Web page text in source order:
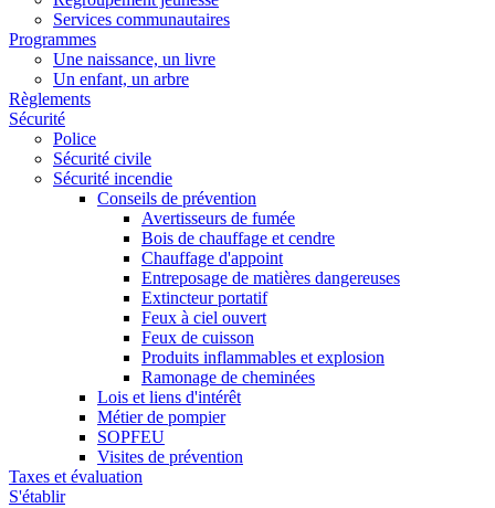
Services communautaires
Programmes
Une naissance, un livre
Un enfant, un arbre
Règlements
Sécurité
Police
Sécurité civile
Sécurité incendie
Conseils de prévention
Avertisseurs de fumée
Bois de chauffage et cendre
Chauffage d'appoint
Entreposage de matières dangereuses
Extincteur portatif
Feux à ciel ouvert
Feux de cuisson
Produits inflammables et explosion
Ramonage de cheminées
Lois et liens d'intérêt
Métier de pompier
SOPFEU
Visites de prévention
Taxes et évaluation
S'établir